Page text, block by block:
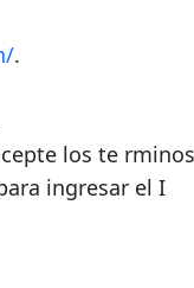
.
los te
ingresar el I